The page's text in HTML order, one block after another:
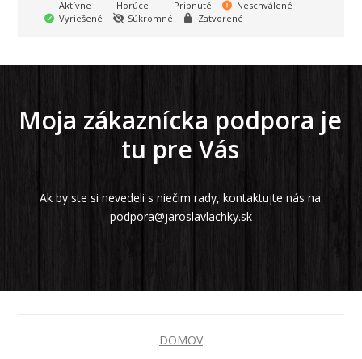
Aktívne
Horúce Pripnuté
Neschválené
Vyriešené
Súkromné Zatvorené
Moja zákaznícka podpora je
tu pre Vás
Ak by ste si nevedeli s niečim rady, kontaktujte nás na:
podpora@jaroslavlachky.sk
DOMOV